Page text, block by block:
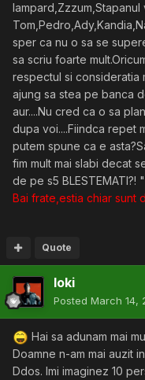
lampard,Zzzum,Stapanul
sper ca nu o sa se
sa scriu foarte
respectul si consideratia
ajung sa stea pe banca
aur....Nu cred ca o sa
dupa voi....Fiindca repet
putem spune ca e
fim mult mai slabi decat
de pe s5 BLESTEMATI?! "
Bai frate,estia chiar sunt
Quote
loki
Posted March 14,
Hai sa adunam mai
Doamne n-am mai auzit
Ddos. Imi imaginez 10